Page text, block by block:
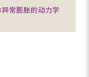
常膨胀的动力学